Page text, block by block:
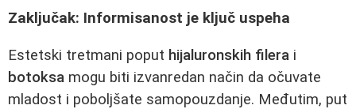
Zaključak: Informisanost je ključ uspeha
Estetski tretmani poput hijaluronskih filera i
botoksa mogu biti izvanredan način da očuvate
mladost i poboljšate samopouzdanje. Međutim, put